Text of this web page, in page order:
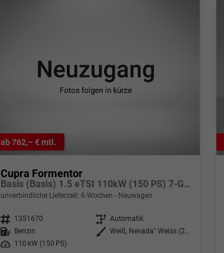
ab 762,– € mtl.
Cupra Formentor
Basis (Basis) 1.5 eTSI 110kW (150 PS) 7-Gang DSG
unverbindliche Lieferzeit: 6 Wochen Neuwagen
Fahrzeugnr. 1351670 Getriebe Automatik
Kraftstoff
Benzin Außenfarbe
Weiß, Nevada" Weiss (2Y)"
Leistung
110 kW (150 PS)